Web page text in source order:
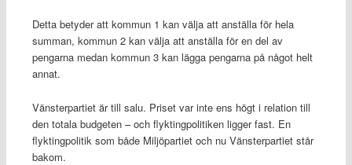
Detta betyder att kommun 1 kan välja att anställa för hela
summan, kommun 2 kan välja att anställa för en del av
pengarna medan kommun 3 kan lägga pengarna på något helt
annat.
Vänsterpartiet är till salu. Priset var inte ens högt i relation till
den totala budgeten – och flyktingpolitiken ligger fast. En
flyktingpolitik som både Miljöpartiet och nu Vänsterpartiet står
bakom.